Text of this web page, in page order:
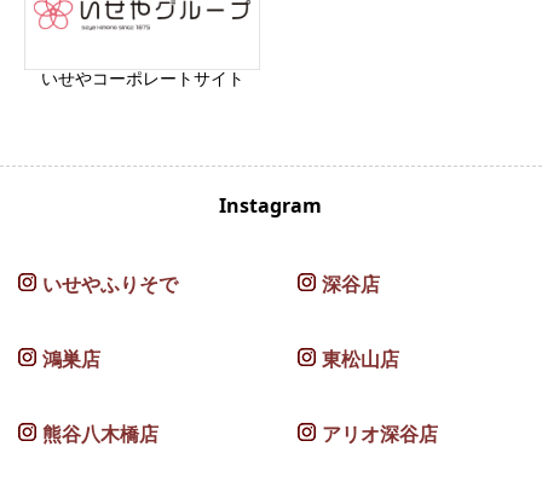
いせやコーポレートサイト
Instagram
いせやふりそで 深谷店
鴻巣店 東松山店
熊谷八木橋店 アリオ深谷店